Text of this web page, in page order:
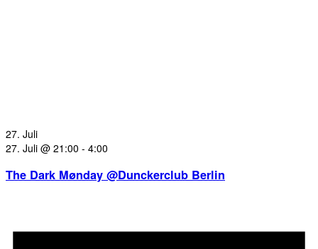
27. Juli
27. Juli @ 21:00 - 4:00
The Dark Mønday @Dunckerclub Berlin